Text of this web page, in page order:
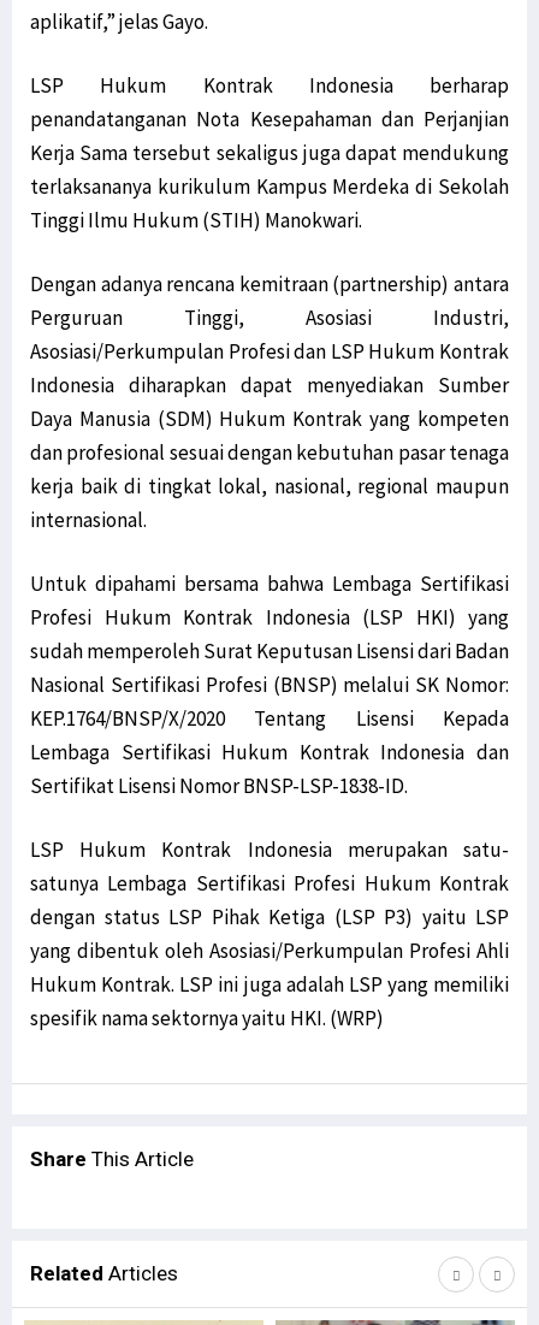
aplikatif,” jelas Gayo.
LSP Hukum Kontrak Indonesia berharap
penandatanganan Nota Kesepahaman dan Perjanjian
Kerja Sama tersebut sekaligus juga dapat mendukung
terlaksananya kurikulum Kampus Merdeka di Sekolah
Tinggi Ilmu Hukum (STIH) Manokwari.
Dengan adanya rencana kemitraan (partnership) antara
Perguruan Tinggi, Asosiasi Industri,
Asosiasi/Perkumpulan Profesi dan LSP Hukum Kontrak
Indonesia diharapkan dapat menyediakan Sumber
Daya Manusia (SDM) Hukum Kontrak yang kompeten
dan profesional sesuai dengan kebutuhan pasar tenaga
kerja baik di tingkat lokal, nasional, regional maupun
internasional.
Untuk dipahami bersama bahwa Lembaga Sertifikasi
Profesi Hukum Kontrak Indonesia (LSP HKI) yang
sudah memperoleh Surat Keputusan Lisensi dari Badan
Nasional Sertifikasi Profesi (BNSP) melalui SK Nomor:
KEP.1764/BNSP/X/2020 Tentang Lisensi Kepada
Lembaga Sertifikasi Hukum Kontrak Indonesia dan
Sertifikat Lisensi Nomor BNSP-LSP-1838-ID.
LSP Hukum Kontrak Indonesia merupakan satu-
satunya Lembaga Sertifikasi Profesi Hukum Kontrak
dengan status LSP Pihak Ketiga (LSP P3) yaitu LSP
yang dibentuk oleh Asosiasi/Perkumpulan Profesi Ahli
Hukum Kontrak. LSP ini juga adalah LSP yang memiliki
spesifik nama sektornya yaitu HKI. (WRP)
Share This Article
Related Articles